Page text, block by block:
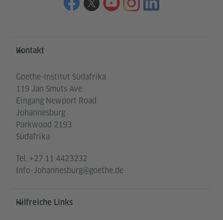
Service- und Informationsbereich
Kontakt
Goethe-Institut Südafrika
119 Jan Smuts Ave
Eingang Newport Road
Johannesburg
Parkwood 2193
Südafrika
Tel. +27 11 4423232
Info-Johannesburg@goethe.de
Hilfreiche Links